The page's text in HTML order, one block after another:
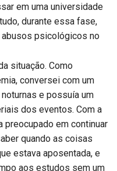
em uma universidade
durante essa fase,
psicológicos no
situação. Como
conversei com um
e possuía um
dos eventos. Com a
em continuar
quando as coisas
estava aposentada, e
aos estudos sem um